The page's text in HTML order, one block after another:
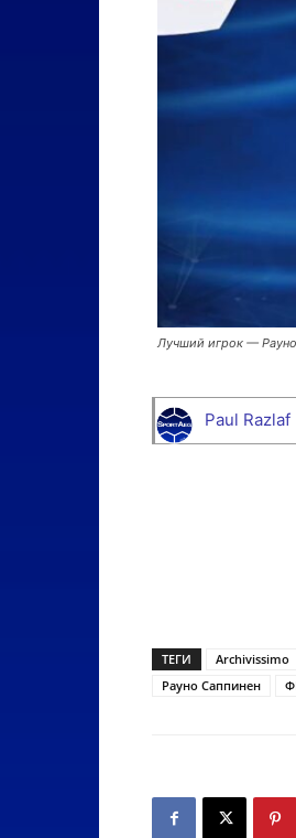
Лучший игрок —
Paul Razlaf
ТЕГИ Archivissimo
Рауно Саппинен